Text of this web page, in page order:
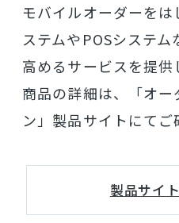
モバイルオーダーを
ステムやPOSシステ
高めるサービスを提供
商品の詳細は、「オー
ン」製品サイトにてご
製品サイ